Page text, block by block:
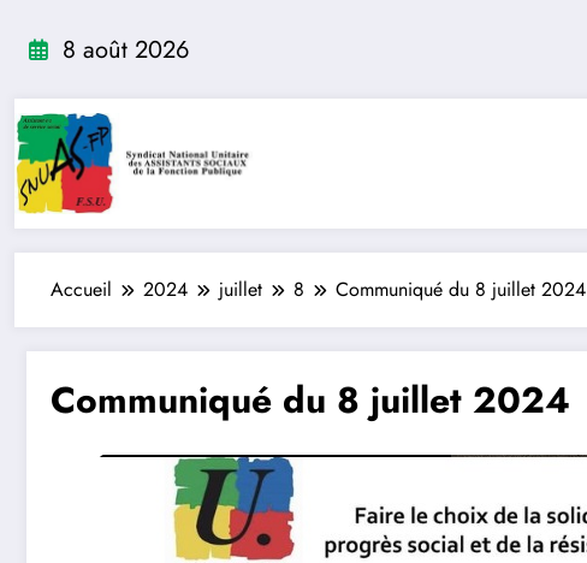
8 août 2026
Accueil 2024 juillet 8 Communiqué du 8 juillet 2024
Communiqué du 8 juillet 2024